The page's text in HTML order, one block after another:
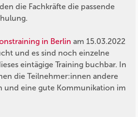
die Fachkräfte die passende
in Berlin am 15.03.2022
und es sind noch einzelne
eintägige Training buchbar. In
die Teilnehmer:innen andere
und eine gute Kommunikation im